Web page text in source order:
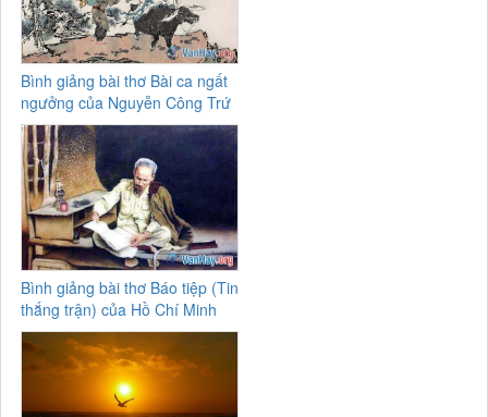
Bình giảng bài thơ Bài ca ngất
ngưởng của Nguyễn Công Trứ
Bình giảng bài thơ Báo tiệp (Tin
thắng trận) của Hồ Chí Minh